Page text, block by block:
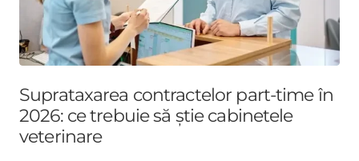
Suprataxarea contractelor part-time în
2026: ce trebuie să știe cabinetele
veterinare